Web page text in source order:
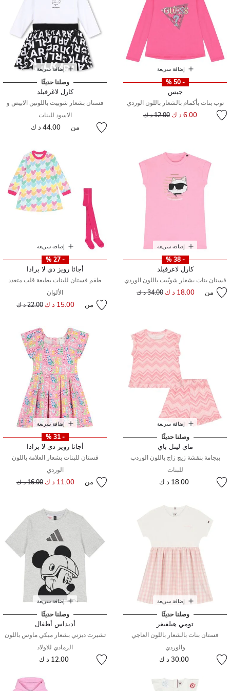
إضافة سريعة
- 50 %
جيس
توب بنات بأكمام بالشعار باللون الوردي
6.00 د ك سعر مخفض من
12.00 د ك
إضافة سريعة
وصلنا حديثًا
كارل لاغرفيلد
فستان بشعار شوبيت باللونين الابيض و
الاسود للبنات
من 44.00 د ك
إضافة سريعة
- 38 %
كارل لاغرفيلد
فستان بنات بشعار شوبّيت باللون الوردي
من 18.00 د ك سعر مخفض من
34.00 د ك
إضافة سريعة
- 27 %
أجاثا رويز دي لا برادا
طقم فستان للبنات بطبعة قلب متعدد
الألوان
من 15.00 د ك سعر مخفض من
22.00 د ك إلى
إضافة سريعة
وصلنا حديثًا
ماي ليتل باي
بيجامة بنقشة زيج زاج باللون الوردب
للبنات
18.00 د ك
إضافة سريعة
- 31 %
أجاثا رويز دي لا برادا
فستان للبنات بشعار العلامة باللون
الوردي
من 11.00 د ك سعر مخفض من
16.00 د ك إلى
إضافة سريعة
وصلنا حديثًا
تومي هيلفيغر
فستان بنات بالشعار باللون العاجي
والوردي
30.00 د ك
إضافة سريعة
وصلنا حديثًا
أديداس أطفال
تشيرت ديزني بشعار ميكي ماوس باللون
الرمادي للاولاد
12.00 د ك